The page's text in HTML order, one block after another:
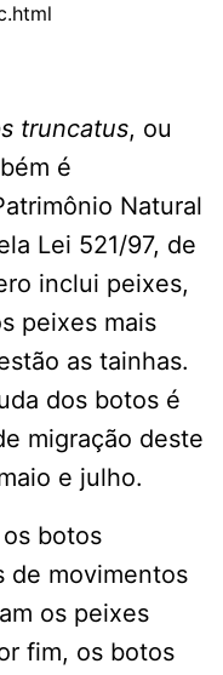
truncatus, ou
é
Natural
Lei 521/97, de
inclui peixes,
peixes mais
as tainhas.
dos botos é
migração deste
e julho.
botos
de movimentos
os peixes
fim, os botos